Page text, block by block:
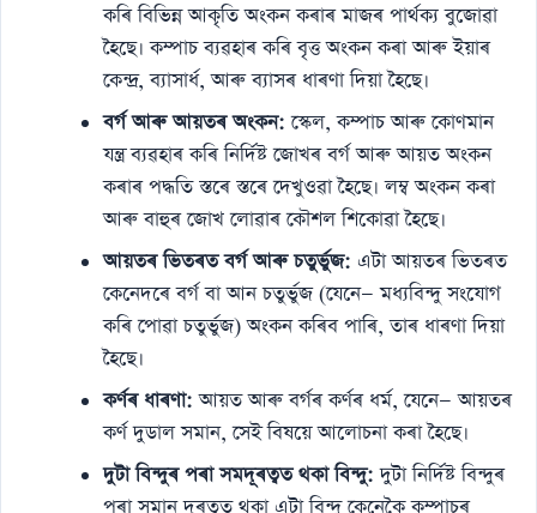
কৰি বিভিন্ন আকৃতি অংকন কৰাৰ মাজৰ পাৰ্থক্য বুজোৱা
হৈছে। কম্পাচ ব্যৱহাৰ কৰি বৃত্ত অংকন কৰা আৰু ইয়াৰ
কেন্দ্ৰ, ব্যাসাৰ্ধ, আৰু ব্যাসৰ ধাৰণা দিয়া হৈছে।
বৰ্গ আৰু আয়তৰ অংকন: স্কেল, কম্পাচ আৰু কোণমান
যন্ত্ৰ ব্যৱহাৰ কৰি নিৰ্দিষ্ট জোখৰ বৰ্গ আৰু আয়ত অংকন
কৰাৰ পদ্ধতি স্তৰে স্তৰে দেখুওৱা হৈছে। লম্ব অংকন কৰা
আৰু বাহুৰ জোখ লোৱাৰ কৌশল শিকোৱা হৈছে।
আয়তৰ ভিতৰত বৰ্গ আৰু চতুৰ্ভুজ: এটা আয়তৰ ভিতৰত
কেনেদৰে বৰ্গ বা আন চতুৰ্ভুজ (যেনে— মধ্যবিন্দু সংযোগ
কৰি পোৱা চতুৰ্ভুজ) অংকন কৰিব পাৰি, তাৰ ধাৰণা দিয়া
হৈছে।
কৰ্ণৰ ধাৰণা: আয়ত আৰু বৰ্গৰ কৰ্ণৰ ধৰ্ম, যেনে— আয়তৰ
কৰ্ণ দুডাল সমান, সেই বিষয়ে আলোচনা কৰা হৈছে।
দুটা বিন্দুৰ পৰা সমদূৰত্বত থকা বিন্দু: দুটা নিৰ্দিষ্ট বিন্দুৰ
পৰা সমান দূৰত্বত থকা এটা বিন্দু কেনেকৈ কম্পাচৰ